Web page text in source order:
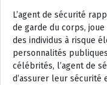
L’agent de sécurité
de garde du corps,
des individus à risque
personnalités
célébrités, l’agent de
d’assurer leur